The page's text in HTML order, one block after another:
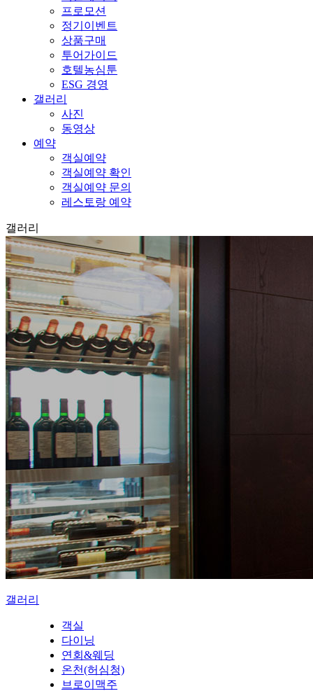
프로모션
정기이벤트
상품구매
투어가이드
호텔농심툰
ESG 경영
갤러리
사진
동영상
예약
객실예약
객실예약 확인
객실예약 문의
레스토랑 예약
갤러리
갤러리
객실
다이닝
연회&웨딩
온천(허심청)
브로이맥주